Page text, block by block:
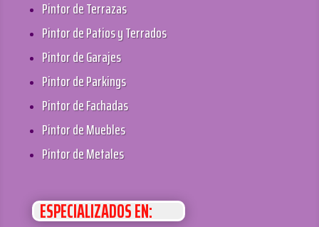
Pintor de Terrazas
Pintor de Patios y Terrados
Pintor de Garajes
Pintor de Parkings
Pintor de Fachadas
Pintor de Muebles
Pintor de Metales
ESPECIALIZADOS EN: